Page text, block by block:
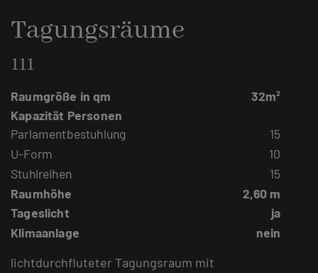
Tagungsräume
111
Raumgröße in qm
32m²
Kapazität Personen
Parlamentbestuhlung
15
U-Form
10
Stuhlreihen
15
Raumhöhe
2,60 m
Tageslicht
ja
Klimaanlage
nein
lichtdurchfluteter Tagungsraum mit